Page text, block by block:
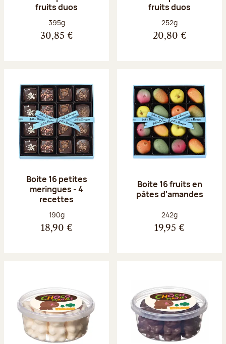
fruits duos
Poids net :
395g
30,85 €
fruits duos
Poids net :
252g
20,80 €
Boite 16 petites
meringues - 4
recettes
Poids net :
190g
18,90 €
Boite 16 fruits en
pâtes d'amandes
Poids net :
242g
19,95 €